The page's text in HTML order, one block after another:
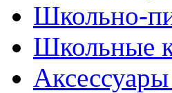
Школьно-
Школьные